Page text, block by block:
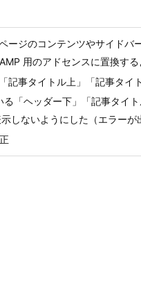
ージのコンテンツやサイドバ
用のアドセンスに置換する
事タイトル上」「記事タイ
「ヘッダー下」「記事タイ
しないようにした（エラーが